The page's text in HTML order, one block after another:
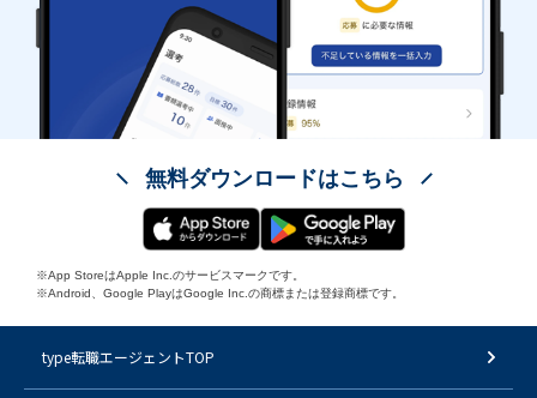
無料ダウンロードはこちら
※App StoreはApple Inc.のサービスマークです。
※Android、Google PlayはGoogle Inc.の商標または登録商標です。
type転職エージェントTOP